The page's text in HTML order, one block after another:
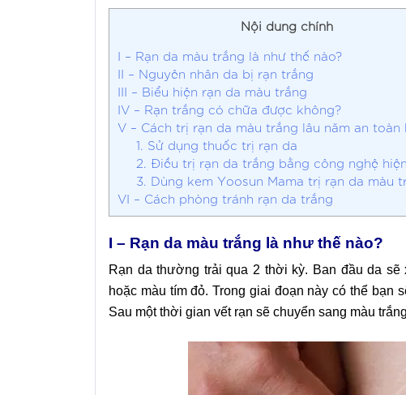
Nội dung chính
I – Rạn da màu trắng là như thế nào?
II – Nguyên nhân da bị rạn trắng
III – Biểu hiện rạn da màu trắng
IV – Rạn trắng có chữa được không?
V – Cách trị rạn da màu trắng lâu năm an toàn
1. Sử dụng thuốc trị rạn da
2. Điều trị rạn da trắng bằng công nghệ
3. Dùng kem Yoosun Mama trị rạn da màu
VI – Cách phòng tránh rạn da trắng
I – Rạn da màu trắng là như thế nào?
Rạn da thường trải qua 2 thời kỳ. Ban đầu da
hoặc màu tím đỏ. Trong giai đoạn này có thể bạn
Sau một thời gian vết rạn sẽ chuyển sang màu